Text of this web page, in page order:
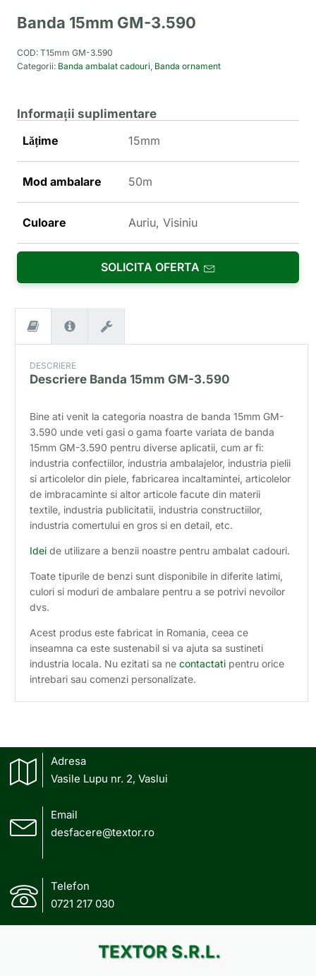
Banda 15mm GM-3.590
COD: T15mm GM-3.590
Categorii: Banda ambalat cadouri, Banda ornament
Informații suplimentare
Lățime
15mm
Mod ambalare 50m
Culoare Auriu, Visiniu
SOLICITA OFERTA
DESCRIERE
Descriere Banda 15mm GM-3.590
Bine ati venit la categoria noastra de banda 15mm GM-
3.590 unde veti gasi o gama foarte variata de banda
15mm GM-3.590 pentru diverse aplicatii, cum ar fi:
industria confectiilor, industria ambalajelor, industria pielii
si articolelor din piele, fabricarea incaltamintei, articolelor
de imbracaminte si altor articole facute din materii
textile, industria publicitatii, industria constructiilor,
industria comertului en gros si en detail, etc.
Idei de utilizare a benzii noastre pentru ambalat cadouri.
Toate tipurile de benzi sunt disponibile in diferite latimi,
culori si moduri de ambalare pentru a se potrivi nevoilor
dvs.
Acest produs este fabricat in Romania, ceea ce
inseamna ca este sustenabil si va ajuta sa sustineti
industria locala. Nu ezitati sa necontactati pentru orice
intrebari sau comenzi personalizate.
Adresa
Vasile Lupu nr. 2, Vaslui
Email
desfacere@textor.ro
Telefon
0721 217 030
TEXTOR S.R.L.